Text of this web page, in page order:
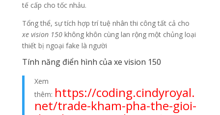
tế cấp cho tốc nhảu.
Tổng thể, sự tích hợp trí tuệ nhân thi công tất cả cho
xe vision 150không khôn cùng lan rộng một chủng loại
thiết bị ngoại fake là người
Tính năng điển hình của xe vision 150
Xem
thêm: https://coding.cindyroyal.
net/trade-kham-pha-the-gioi-